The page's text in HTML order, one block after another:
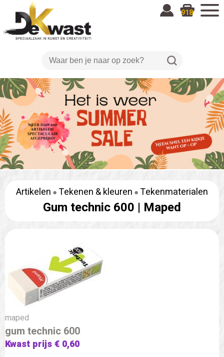
918
Artikelen Tekenen & kleuren Tekenmaterialen
Gum technic 600 | Maped
maped
gum technic 600
Kwast prijs € 0,60